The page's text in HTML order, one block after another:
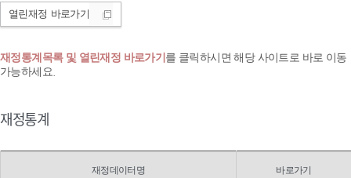
열린재정 바로가기
재정통계목록 및 열린재정 바로가기 를 클릭하시면 해당 사이트로 바로 이동
가능하세요.
재정통계
재정데이터명 바로가기